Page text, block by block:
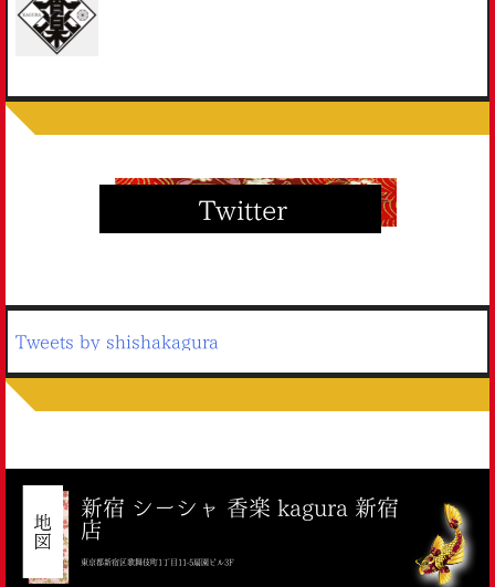
Tweets by shishakagura
新宿 シーシャ 香楽 kagura 新宿
店
東京都新宿区歌舞伎町1丁目11-5扇園ビル3F